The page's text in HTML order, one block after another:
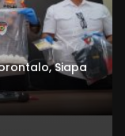
Siapa